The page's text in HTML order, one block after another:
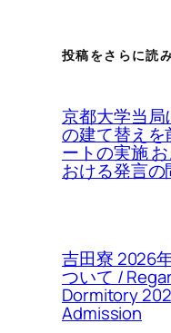
投稿をさらに読
京都大学当
の建て替え
ートの実施
おける発言
吉田寮 2026
ついて /
Dormitory
Admission